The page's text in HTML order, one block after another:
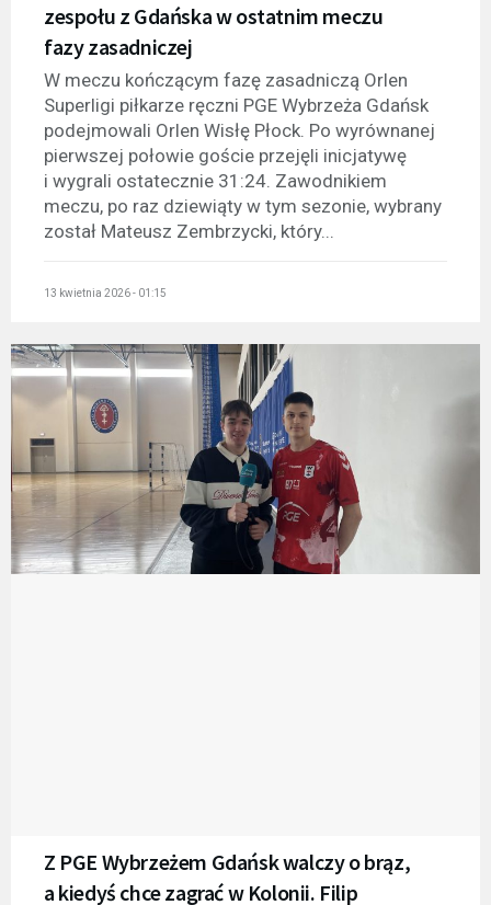
zespołu z Gdańska w ostatnim meczu
fazy zasadniczej
W meczu kończącym fazę zasadniczą Orlen
Superligi piłkarze ręczni PGE Wybrzeża Gdańsk
podejmowali Orlen Wisłę Płock. Po wyrównanej
pierwszej połowie goście przejęli inicjatywę
i wygrali ostatecznie 31:24. Zawodnikiem
meczu, po raz dziewiąty w tym sezonie, wybrany
został Mateusz Zembrzycki, który...
13 kwietnia 2026 - 01:15
Z PGE Wybrzeżem Gdańsk walczy o brąz,
a kiedyś chce zagrać w Kolonii. Filip